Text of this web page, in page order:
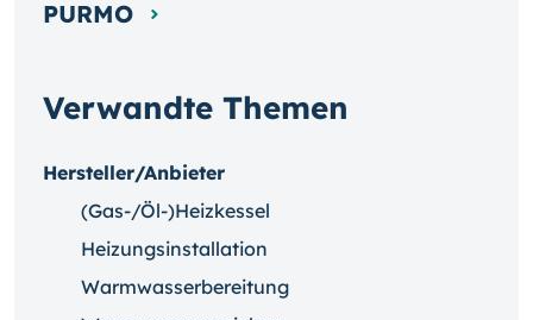
Verwandte Themen
Hersteller/Anbieter
(Gas-/Öl-)Heizkessel
Heizungsinstallation
Warmwasserbereitung
PURMO